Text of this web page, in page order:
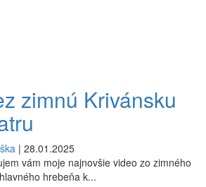
zimnú Krivánsku
| 28.01.2025
vám moje najnovšie video zo zimného
hrebeňa k...